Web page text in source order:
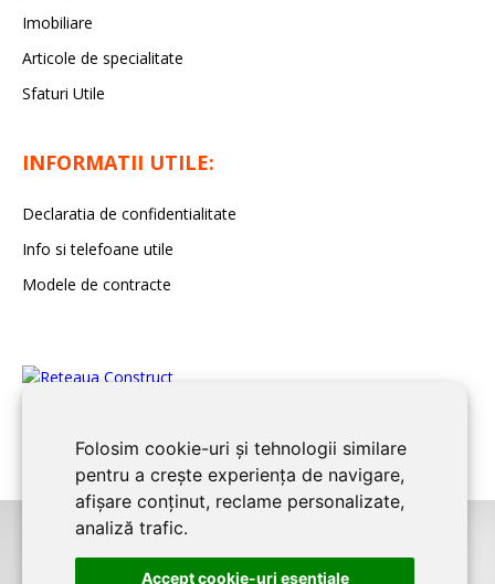
Folosim cookie-uri și tehnologii similare
pentru a crește experiența de navigare,
afișare conținut, reclame personalizate,
analiză trafic.
Accept cookie-uri esenţiale
Imobiliare
Articole de specialitate
Sfaturi Utile
INFORMATII UTILE:
Declaratia de confidentialitate
Info si telefoane utile
Modele de contracte
CONSTANTA CONSTRUCTeste un serviciu de promovare online